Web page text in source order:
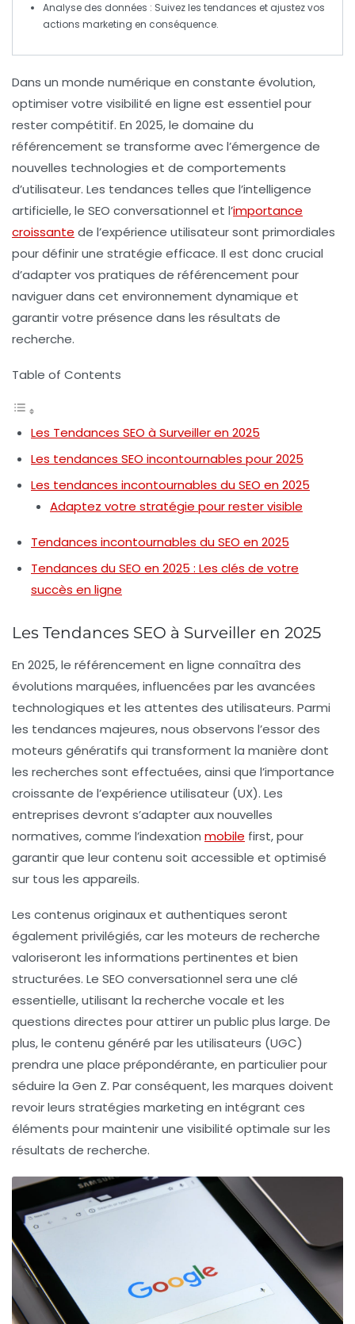
Analyse des données : Suivez les tendances et ajustez vos
actions marketing en conséquence.
Dans un monde numérique en constante évolution,
optimiser votre visibilité en ligne est essentiel pour
rester compétitif. En 2025, le domaine du
référencement se transforme avec l’émergence de
nouvelles technologies et de comportements
d’utilisateur. Les tendances telles que l’intelligence
artificielle, le SEO conversationnel et l’importance
croissante de l’expérience utilisateursont primordiales
pour définir une stratégie efficace. Il est donc crucial
d’adapter vos pratiques de référencement pour
naviguer dans cet environnement dynamique et
garantir votre présence dans les résultats de
recherche.
Table of Contents
Les Tendances SEO à Surveiller en 2025
Les tendances SEO incontournables pour 2025
Les tendances incontournables du SEO en 2025
Adaptez votre stratégie pour rester visible
Tendances incontournables du SEO en 2025
Tendances du SEO en 2025 : Les clés de votre
succès en ligne
Les Tendances SEO à Surveiller en 2025
En 2025, le référencement en ligne connaîtra des
évolutions marquées, influencées par les avancées
technologiques et les attentes des utilisateurs. Parmi
les tendances majeures, nous observons l’essor des
moteurs génératifs qui transforment la manière dont
les recherches sont effectuées, ainsi que l’importance
croissante de l’expérience utilisateur (UX). Les
entreprises devront s’adapter aux nouvelles
normatives, comme l’indexation mobile first, pour
garantir que leur contenu soit accessible et optimisé
sur tous les appareils.
Les contenus originaux et authentiques seront
également privilégiés, car les moteurs de recherche
valoriseront les informations pertinentes et bien
structurées. Le SEO conversationnel sera une clé
essentielle, utilisant la recherche vocale et les
questions directes pour attirer un public plus large. De
plus, le contenu généré par les utilisateurs (UGC)
prendra une place prépondérante, en particulier pour
séduire la Gen Z. Par conséquent, les marques doivent
revoir leurs stratégies marketing en intégrant ces
éléments pour maintenir une visibilité optimale sur les
résultats de recherche.